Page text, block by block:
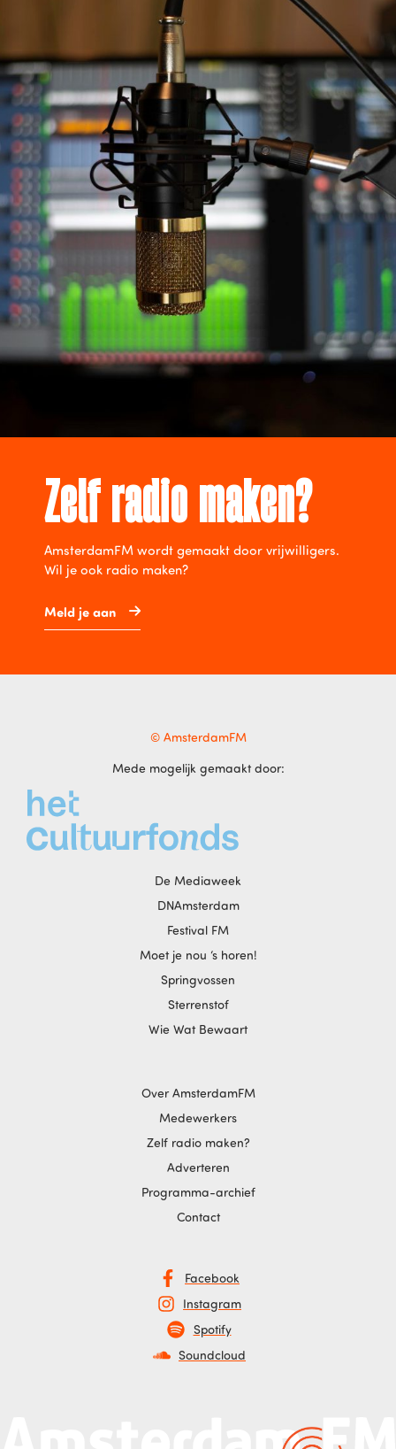
Zelf radio maken?
AmsterdamFM wordt gemaakt door vrijwilligers.
Wil je ook radio maken?
Meld je aan
© AmsterdamFM
Mede mogelijk gemaakt door:
De Mediaweek
DNAmsterdam
Festival FM
Moet je nou ‘s horen!
Springvossen
Sterrenstof
Wie Wat Bewaart
Over AmsterdamFM
Medewerkers
Zelf radio maken?
Adverteren
Programma-archief
Contact
Facebook
Instagram
Spotify
Soundcloud